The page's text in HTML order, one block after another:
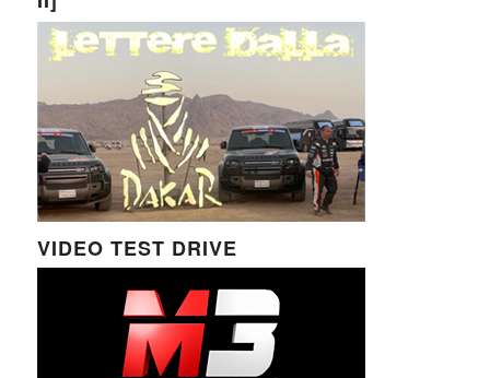
VIDEO TEST DRIVE